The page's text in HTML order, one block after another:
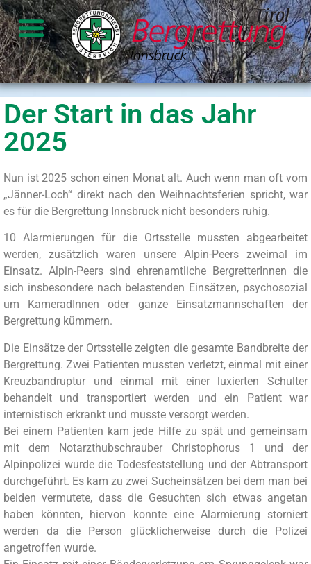
Der Start in das Jahr
2025
Nun ist 2025 schon einen Monat alt. Auch wenn man oft vom
„Jänner-Loch“ direkt nach den Weihnachtsferien spricht, war
es für die Bergrettung Innsbruck nicht besonders ruhig.
10 Alarmierungen für die Ortsstelle mussten abgearbeitet
werden, zusätzlich waren unsere Alpin-Peers zweimal im
Einsatz. Alpin-Peers sind ehrenamtliche BergretterInnen die
sich insbesondere nach belastenden Einsätzen, psychosozial
um KameradInnen oder ganze Einsatzmannschaften der
Bergrettung kümmern.
Die Einsätze der Ortsstelle zeigten die gesamte Bandbreite der
Bergrettung. Zwei Patienten mussten verletzt, einmal mit einer
Kreuzbandruptur und einmal mit einer luxierten Schulter
behandelt und transportiert werden und ein Patient war
internistisch erkrankt und musste versorgt werden.
Bei einem Patienten kam jede Hilfe zu spät und gemeinsam
mit dem Notarzthubschrauber Christophorus 1 und der
Alpinpolizei wurde die Todesfeststellung und der Abtransport
durchgeführt. Es kam zu zwei Sucheinsätzen bei dem man bei
beiden vermutete, dass die Gesuchten sich etwas angetan
haben könnten, hiervon konnte eine Alarmierung storniert
werden da die Person glücklicherweise durch die Polizei
angetroffen wurde.